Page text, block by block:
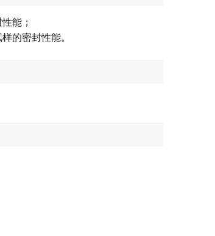
能；
的密封性能。